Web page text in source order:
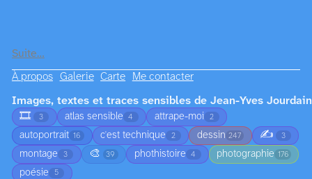
Suite…
À propos Galerie Carte Me contacter
Images, textes et traces sensibles de Jean-Yves Jourdain
🎞️
3 atlas sensible 4 attrape-moi 2
autoportrait 16 c'est technique 2 dessin 247 ✍️ 3
montage 3 🎨 39 phothistoire 4 photographie 176
poésie 5